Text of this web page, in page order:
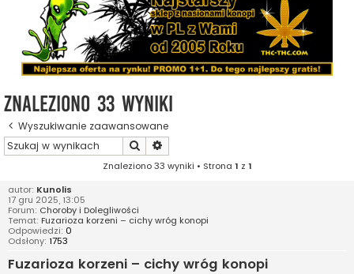
Znaleziono 33 wyniki
Wyszukiwanie zaawansowane
Szukaj
Znaleziono 33 wyniki • Strona 1 z 1
autor: Kunolis
17 gru 2025, 13:05
Forum: Choroby i Dolegliwości
Temat: Fuzarioza korzeni – cichy wróg konopi
Odpowiedzi: 0
Odsłony: 1753
Fuzarioza korzeni – cichy wróg konopi